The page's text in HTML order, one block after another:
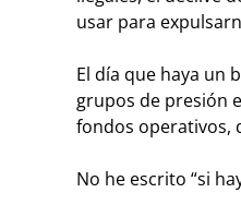
usar para
El día que haya un
grupos de presión
fondos operativos,
No he escrito “si